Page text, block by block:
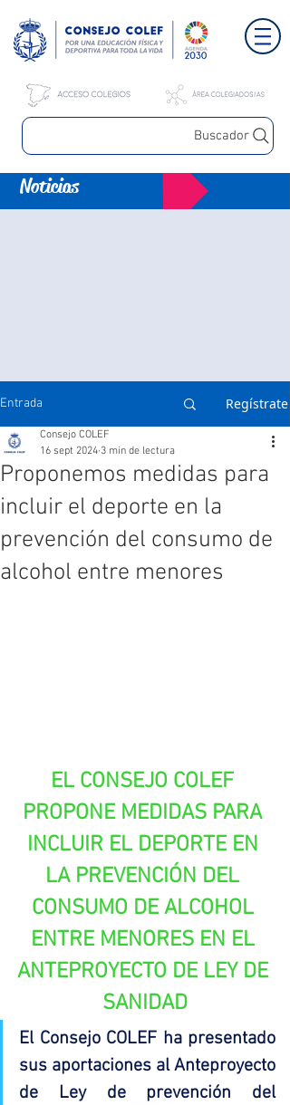
Buscador
Noticias
Entrada Regístrate
Proponemos medidas para
incluir el deporte en la
prevención del consumo de
alcohol entre menores
Consejo COLEF
16 sept 2024 3 min de lectura
EL CONSEJO COLEF
PROPONE MEDIDAS PARA
INCLUIR EL DEPORTE EN
LA PREVENCIÓN DEL
CONSUMO DE ALCOHOL
ENTRE MENORES EN EL
ANTEPROYECTO DE LEY DE
SANIDAD
El Consejo COLEF ha presentado
sus aportaciones al Anteproyecto
de Ley de prevención del